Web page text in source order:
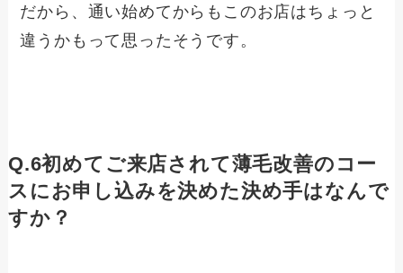
だから、通い始めてからもこのお店はちょっと
違うかもって思ったそうです。
Q.6初めてご来店されて薄毛改善のコー
スにお申し込みを決めた決め手はなんで
すか？